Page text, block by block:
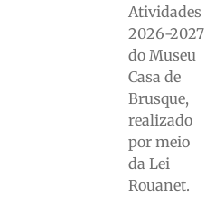
Atividades
2026-2027
do Museu
Casa de
Brusque,
realizado
por meio
da Lei
Rouanet.